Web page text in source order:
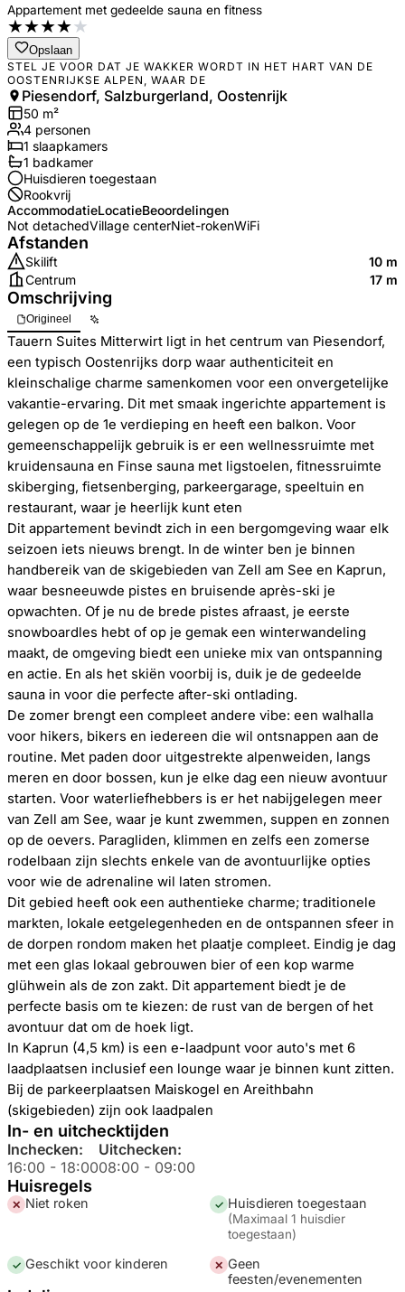
Appartement met gedeelde sauna en fitness
★★★★★
Opslaan
STEL JE VOOR DAT JE WAKKER WORDT IN HET HART VAN DE
OOSTENRIJKSE ALPEN, WAAR DE
Piesendorf, Salzburgerland, Oostenrijk
50 m²
4 personen
1 slaapkamers
1 badkamer
Huisdieren toegestaan
Rookvrij
AccommodatieLocatieBeoordelingen
Not detachedVillage centerNiet-rokenWiFi
Afstanden
Skilift
10 m
Centrum
17 m
Omschrijving
Origineel
Tauern Suites Mitterwirt ligt in het centrum van Piesendorf,
een typisch Oostenrijks dorp waar authenticiteit en
kleinschalige charme samenkomen voor een onvergetelijke
vakantie-ervaring. Dit met smaak ingerichte appartement is
gelegen op de 1e verdieping en heeft een balkon. Voor
gemeenschappelijk gebruik is er een wellnessruimte met
kruidensauna en Finse sauna met ligstoelen, fitnessruimte
skiberging, fietsenberging, parkeergarage, speeltuin en
restaurant, waar je heerlijk kunt eten
Dit appartement bevindt zich in een bergomgeving waar elk
seizoen iets nieuws brengt. In de winter ben je binnen
handbereik van de skigebieden van Zell am See en Kaprun,
waar besneeuwde pistes en bruisende après-ski je
opwachten. Of je nu de brede pistes afraast, je eerste
snowboardles hebt of op je gemak een winterwandeling
maakt, de omgeving biedt een unieke mix van ontspanning
en actie. En als het skiën voorbij is, duik je de gedeelde
sauna in voor die perfecte after-ski ontlading.
De zomer brengt een compleet andere vibe: een walhalla
voor hikers, bikers en iedereen die wil ontsnappen aan de
routine. Met paden door uitgestrekte alpenweiden, langs
meren en door bossen, kun je elke dag een nieuw avontuur
starten. Voor waterliefhebbers is er het nabijgelegen meer
van Zell am See, waar je kunt zwemmen, suppen en zonnen
op de oevers. Paragliden, klimmen en zelfs een zomerse
rodelbaan zijn slechts enkele van de avontuurlijke opties
voor wie de adrenaline wil laten stromen.
Dit gebied heeft ook een authentieke charme; traditionele
markten, lokale eetgelegenheden en de ontspannen sfeer in
de dorpen rondom maken het plaatje compleet. Eindig je dag
met een glas lokaal gebrouwen bier of een kop warme
glühwein als de zon zakt. Dit appartement biedt je de
perfecte basis om te kiezen: de rust van de bergen of het
avontuur dat om de hoek ligt.
In Kaprun (4,5 km) is een e-laadpunt voor auto's met 6
laadplaatsen inclusief een lounge waar je binnen kunt zitten.
Bij de parkeerplaatsen Maiskogel en Areithbahn
(skigebieden) zijn ook laadpalen
In- en uitchecktijden
Inchecken:
16:00 - 18:00
Uitchecken:
08:00 - 09:00
Huisregels
✕ Niet roken ✓ Huisdieren toegestaan
(Maximaal 1 huisdier
toegestaan)
✓ Geschikt voor kinderen ✕ Geen
feesten/evenementen